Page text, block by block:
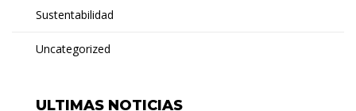
Sustentabilidad
Uncategorized
ULTIMAS NOTICIAS